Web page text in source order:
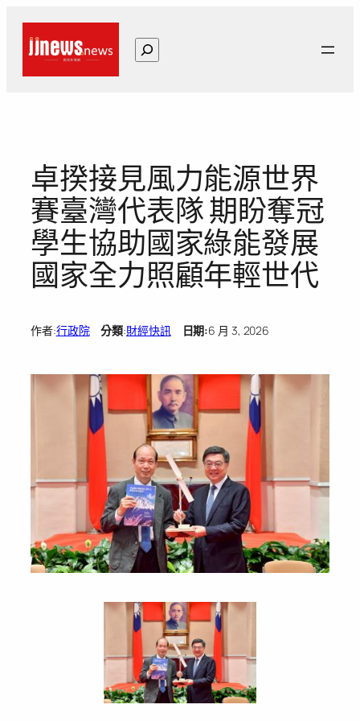
搜
尋
卓揆接見風力能源世界
賽臺灣代表隊 期盼奪冠
學生協助國家綠能發展
國家全力照顧年輕世代
作者:行政院 分類:財經快訊 日期:6 月 3, 2026